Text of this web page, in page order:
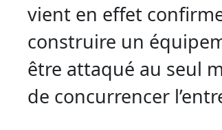
vient en effet
construire un
être attaqué au seul
de concurrencer